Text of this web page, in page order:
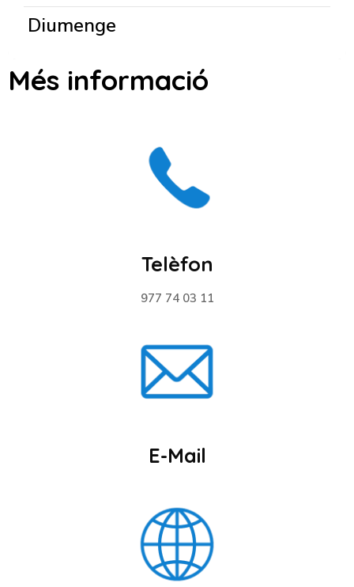
Diumenge
Més informació
Telèfon
977 74 03 11
E-Mail